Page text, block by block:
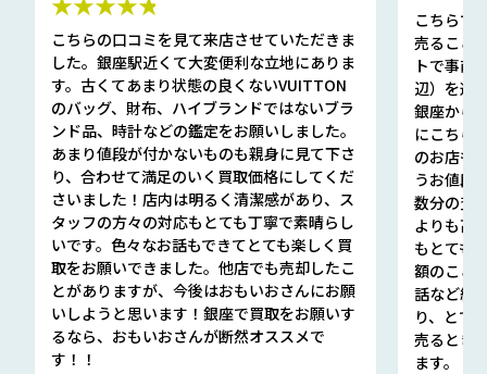
こちらの口コミを見て来店させていただきま
した。銀座駅近くて大変便利な立地にありま
す。古くてあまり状態の良くないVUITTON
のバッグ、財布、ハイブランドではないブラ
ンド品、時計などの鑑定をお願いしました。
あまり値段が付かないものも親身に見て下さ
り、合わせて満足のいく買取価格にしてくだ
さいました！店内は明るく清潔感があり、ス
タッフの方々の対応もとても丁寧で素晴らし
いです。色々なお話もできてとても楽しく買
取をお願いできました。他店でも売却したこ
とがありますが、今後はおもいおさんにお願
いしようと思います！銀座で買取をお願いす
るなら、おもいおさんが断然オススメで
す！！
こちらで
売ること
トで事前
辺）を選
銀座から
にこちら
のお店も
うお値段
数分の査
よりも高
もとても
額のこと
話など細
り、とて
売るとき
ます。